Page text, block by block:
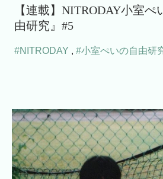
【連載】NITRODAY小室
由研究』#5
#NITRODAY , #小室ぺいの自由研